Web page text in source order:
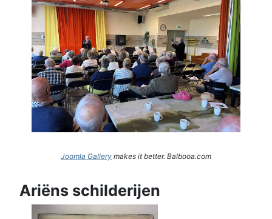
Joomla Gallery makes it better. Balbooa.com
Ariëns schilderijen